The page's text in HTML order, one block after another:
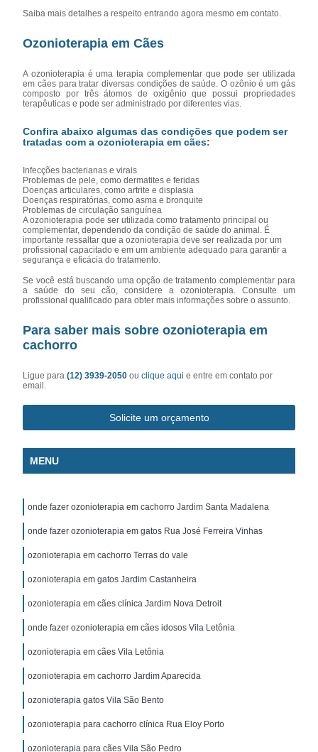
Saiba mais detalhes a respeito entrando agora mesmo em contato.
Ozonioterapia em Cães
A ozonioterapia é uma terapia complementar que pode ser utilizada
em cães para tratar diversas condições de saúde. O ozônio é um gás
composto por três átomos de oxigênio que possui propriedades
terapêuticas e pode ser administrado por diferentes vias.
Confira abaixo algumas das condições que podem ser
tratadas com a ozonioterapia em cães:
Infecções bacterianas e virais
Problemas de pele, como dermatites e feridas
Doenças articulares, como artrite e displasia
Doenças respiratórias, como asma e bronquite
Problemas de circulação sanguínea
A ozonioterapia pode ser utilizada como tratamento principal ou
complementar, dependendo da condição de saúde do animal. É
importante ressaltar que a ozonioterapia deve ser realizada por um
profissional capacitado e em um ambiente adequado para garantir a
segurança e eficácia do tratamento.
Se você está buscando uma opção de tratamento complementar para
a saúde do seu cão, considere a ozonioterapia. Consulte um
profissional qualificado para obter mais informações sobre o assunto.
Para saber mais sobre ozonioterapia em
cachorro
Ligue para(12) 3939-2050ouclique aqui e entre em contato por
email.
Solicite um orçamento
MENU
onde fazer ozonioterapia em cachorro Jardim Santa Madalena
onde fazer ozonioterapia em gatos Rua José Ferreira Vinhas
ozonioterapia em cachorro Terras do vale
ozonioterapia em gatos Jardim Castanheira
ozonioterapia em cães clínica Jardim Nova Detroit
onde fazer ozonioterapia em cães idosos Vila Letônia
ozonioterapia em cães Vila Letônia
ozonioterapia em cachorro Jardim Aparecida
ozonioterapia gatos Vila São Bento
ozonioterapia para cachorro clínica Rua Eloy Porto
ozonioterapia para cães Vila São Pedro